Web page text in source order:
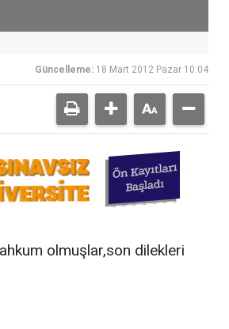
Güncelleme: 18 Mart 2012 Pazar 10:04
olmuşlar,son dilekleri